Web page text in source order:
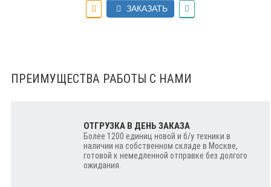
ЗАКАЗАТЬ
ПРЕИМУЩЕСТВА РАБОТЫ С НАМИ
ОТГРУЗКА В ДЕНЬ ЗАКАЗА
Более 1200 единиц новой и б/у техники в
наличии на собственном складе в Москве,
готовой к немедленной отправке без долгого
ожидания.